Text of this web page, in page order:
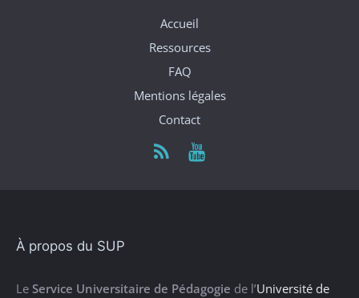
Accueil
Ressources
FAQ
Mentions légales
Contact
À propos du SUP
Le Service Universitaire de Pédagogie de l’Université de